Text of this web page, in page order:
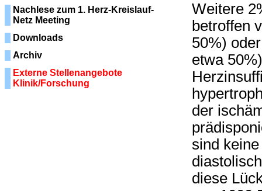
Nachlese zum 1. Herz-Kreislauf-
Netz Meeting
Downloads
Archiv
Externe Stellenangebote
Klinik/Forschung
Weitere
betroffen
50%)
etwa
der
sind
diese